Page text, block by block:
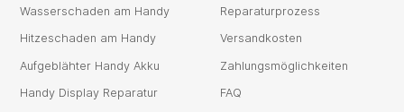
Wasserschaden am Handy
Hitzeschaden am Handy
Aufgeblähter Handy Akku
Handy Display Reparatur
Reparaturprozess
Versandkosten
Zahlungsmöglichkeiten
FAQ